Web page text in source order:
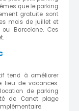
que le parking
gratuite sont
mois de juillet et
Barcelone. Ces
tend à améliorer
lieu de vacances.
de parking
de Canet plage